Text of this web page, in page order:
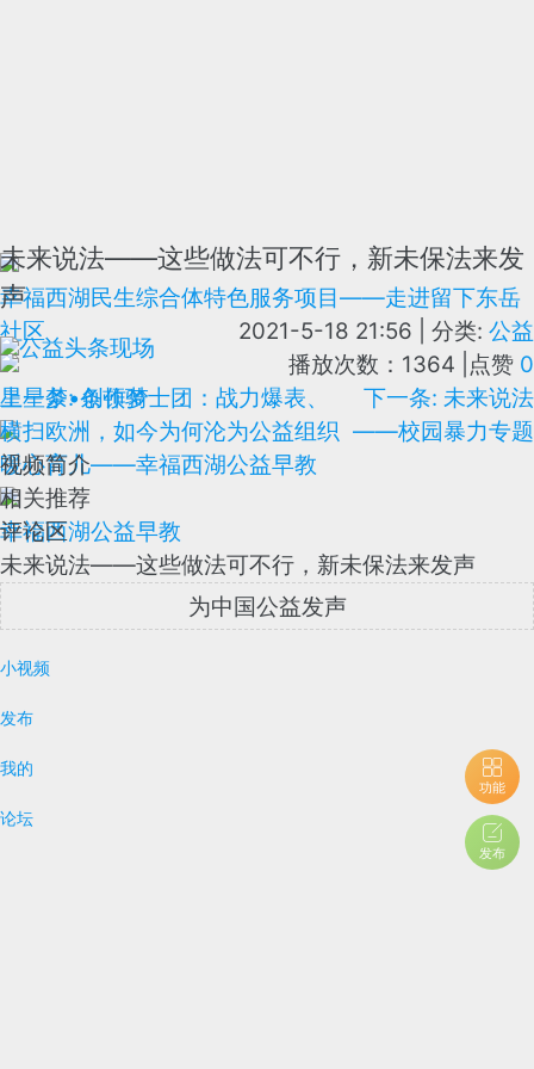
幸福西湖民生综合体特色服务项目——走进留下东岳
社区
星星梦•创作梦
暖心育儿——幸福西湖公益早教
幸福西湖公益早教
未来说法——这些做法可不行，新未保法来发
声
公益头条现场
2021-5-18 21:56 分类: 公益
播放次数：1364
点赞 0
上一条: 条顿骑士团：战力爆表、
横扫欧洲，如今为何沦为公益组织
下一条: 未来说法
——校园暴力专题
视频简介
相关推荐
评论区
未来说法——这些做法可不行，新未保法来发声
为中国公益发声
小视频
发布
我的
论坛
功能
发布